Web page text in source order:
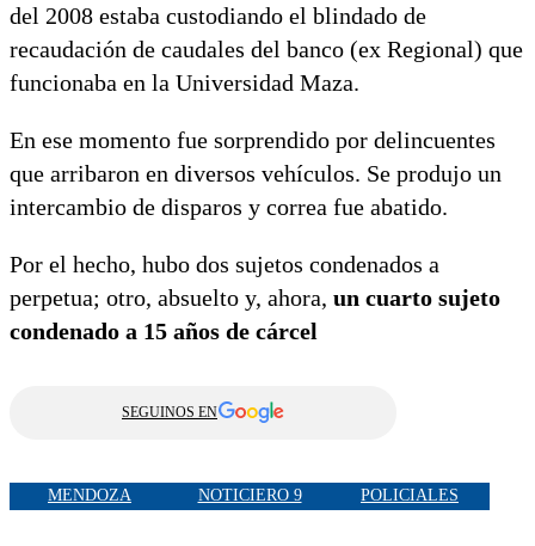
del 2008 estaba custodiando el blindado de
recaudación de caudales del banco (ex Regional) que
funcionaba en la Universidad Maza.
En ese momento fue sorprendido por delincuentes
que arribaron en diversos vehículos. Se produjo un
intercambio de disparos y correa fue abatido.
Por el hecho, hubo dos sujetos condenados a
perpetua; otro, absuelto y, ahora, un cuarto sujeto
condenado a 15 años de cárcel
SEGUINOS EN
MENDOZA NOTICIERO 9 POLICIALES